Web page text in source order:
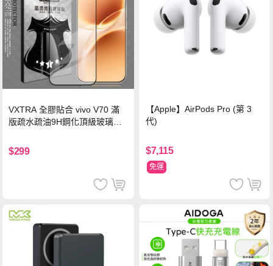
VXTRA 全膠貼合 vivo V70 滿
版疏水疏油9H鋼化頂級玻璃貼
$299
【Apple】AirPods Pro (第 3
代)
$7,115
免運